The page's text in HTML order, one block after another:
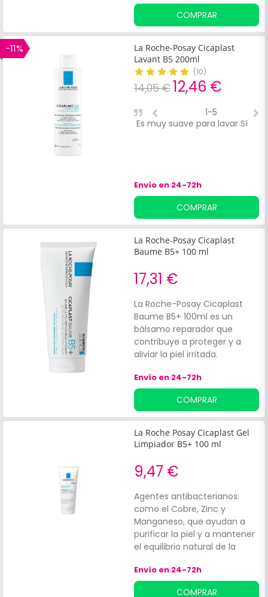
COMPRAR
-11%
La Roche-Posay Cicaplast
Lavant B5 200ml
(10)
14,05 €12,46 €
Es muy suave para lavar Sí
1-5
Envío en 24-72h
COMPRAR
La Roche-Posay Cicaplast
Baume B5+ 100 ml
17,31 €
La Roche-Posay Cicaplast
Baume B5+ 100ml es un
bálsamo reparador que
contribuye a proteger y a
aliviar la piel irritada.
con Madecassoside, un
ingrediente activo con
propiedades reparadoras
además contiene pantenol
que ayuda a calmar la piel y
tiene propiedades
corporal contribuye a calmar
y a reparar las pieles más
secas.
Envío en 24-72h
COMPRAR
La Roche Posay Cicaplast Gel
Limpiador B5+ 100 ml
9,47 €
Agentes antibacterianos:
como el Cobre, Zinc y
Manganeso, que ayudan a
purificar la piel y a mantener
el equilibrio natural de la
particularmente
recomendable tras
Envío en 24-72h
COMPRAR